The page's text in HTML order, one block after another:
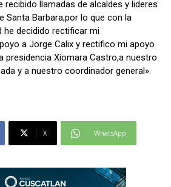
recibido llamadas de alcaldes y lideres
Santa Barbara,por lo que con la
he decidido rectificar mi
a Jorge Calix y rectifico mi apoyo
presidencia Xiomara Castro,a nuestro
y a nuestro coordinador general».
X WhatsApp